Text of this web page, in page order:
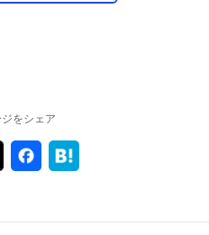
ャンペーンの中で、付与され
最大となるものが適用されま
定する場合を除き、それらが重
ません。
ますが、1回のお支払いについ
をシェア